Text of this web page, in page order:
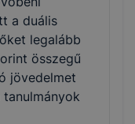
a duális
legalább
összegű
jövedelmet